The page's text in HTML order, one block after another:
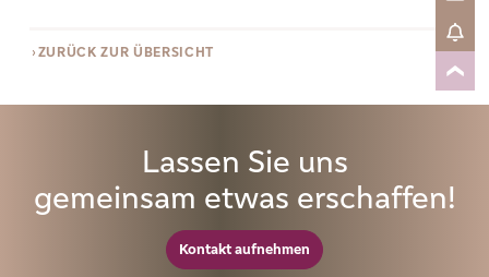
ZURÜCK ZUR ÜBERSICHT
Lassen Sie uns
gemeinsam etwas erschaffen!
Kontakt aufnehmen